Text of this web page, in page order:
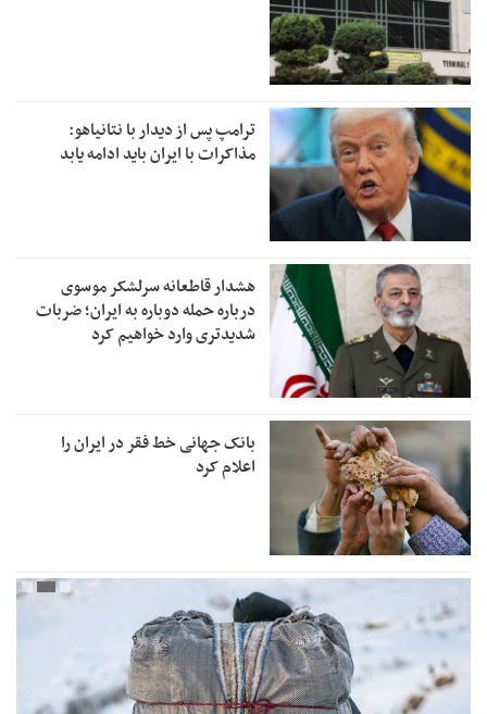
ترامپ پس از دیدار با نتانیاهو:
مذاکرات با ایران باید ادامه یابد
هشدار قاطعانه سرلشکر موسوی
درباره حمله دوباره به ایران؛ ضربات
شدیدتری وارد خواهیم کرد
بانک جهانی خط فقر در ایران را
اعلام کرد